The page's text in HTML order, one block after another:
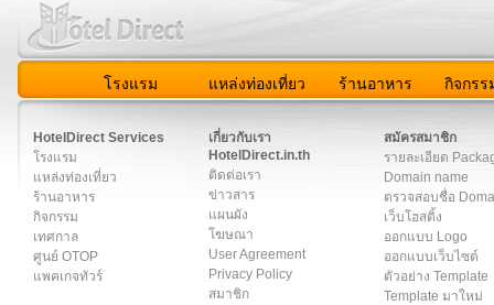
โรงแรม แหล่งท่องเที่ยว ร้านอาหาร กิจกรร
HotelDirect Services
โรงแรม
แหล่งท่องเที่ยว
ร้านอาหาร
กิจกรรม
เทศกาล
ศูนย์ OTOP
แพคเกจทัวร์
เกี่ยวกับเรา
HotelDirect.in.th
ติดต่อเรา
ข่าวสาร
แผนผัง
โฆษณา
User Agreement
Privacy Policy
สมาชิก
สมัครสมาชิก
รายละเอียด
Domain name
ตรวจสอบชื่อ
เว็บโฮสติ้ง
ออกแบบ Logo
ออกแบบเว็บไซต์
ตัวอย่าง Template
Template มาใหม่